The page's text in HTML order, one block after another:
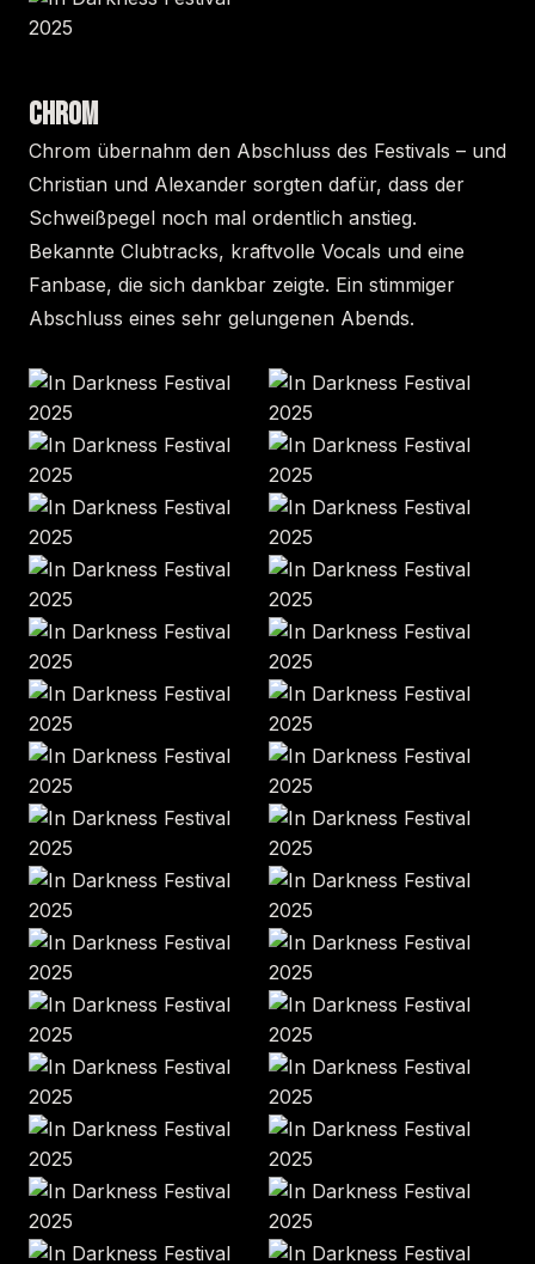
CHROM
Chrom übernahm den Abschluss des Festivals – und
Christian und Alexander sorgten dafür, dass der
Schweißpegel noch mal ordentlich anstieg.
Bekannte Clubtracks, kraftvolle Vocals und eine
Fanbase, die sich dankbar zeigte. Ein stimmiger
Abschluss eines sehr gelungenen Abends.